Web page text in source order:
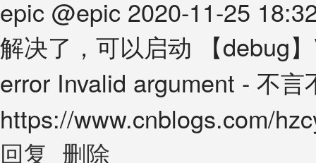
epic @epic 2020-11-25
解决了，可以启动 【debug
error Invalid argument - 不言
https://www.cnblogs.com/
回复 删除